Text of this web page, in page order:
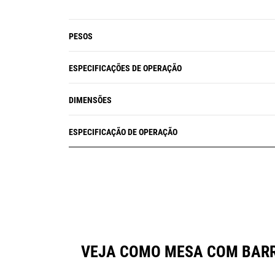
PESOS
ESPECIFICAÇÕES DE OPERAÇÃO
DIMENSÕES
ESPECIFICAÇÃO DE OPERAÇÃO
VEJA COMO MESA COM